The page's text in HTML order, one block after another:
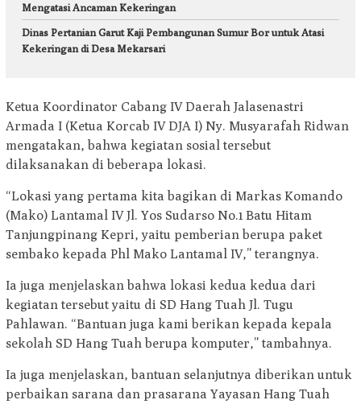
Mengatasi Ancaman Kekeringan
Dinas Pertanian Garut Kaji Pembangunan Sumur Bor untuk Atasi
Kekeringan di Desa Mekarsari
Ketua Koordinator Cabang IV Daerah Jalasenastri
Armada I (Ketua Korcab IV DJA I) Ny. Musyarafah Ridwan
mengatakan, bahwa kegiatan sosial tersebut
dilaksanakan di beberapa lokasi.
“Lokasi yang pertama kita bagikan di Markas Komando
(Mako) Lantamal IV Jl. Yos Sudarso No.1 Batu Hitam
Tanjungpinang Kepri, yaitu pemberian berupa paket
sembako kepada Phl Mako Lantamal IV,” terangnya.
Ia juga menjelaskan bahwa lokasi kedua kedua dari
kegiatan tersebut yaitu di SD Hang Tuah Jl. Tugu
Pahlawan. “Bantuan juga kami berikan kepada kepala
sekolah SD Hang Tuah berupa komputer,” tambahnya.
Ia juga menjelaskan, bantuan selanjutnya diberikan untuk
perbaikan sarana dan prasarana Yayasan Hang Tuah